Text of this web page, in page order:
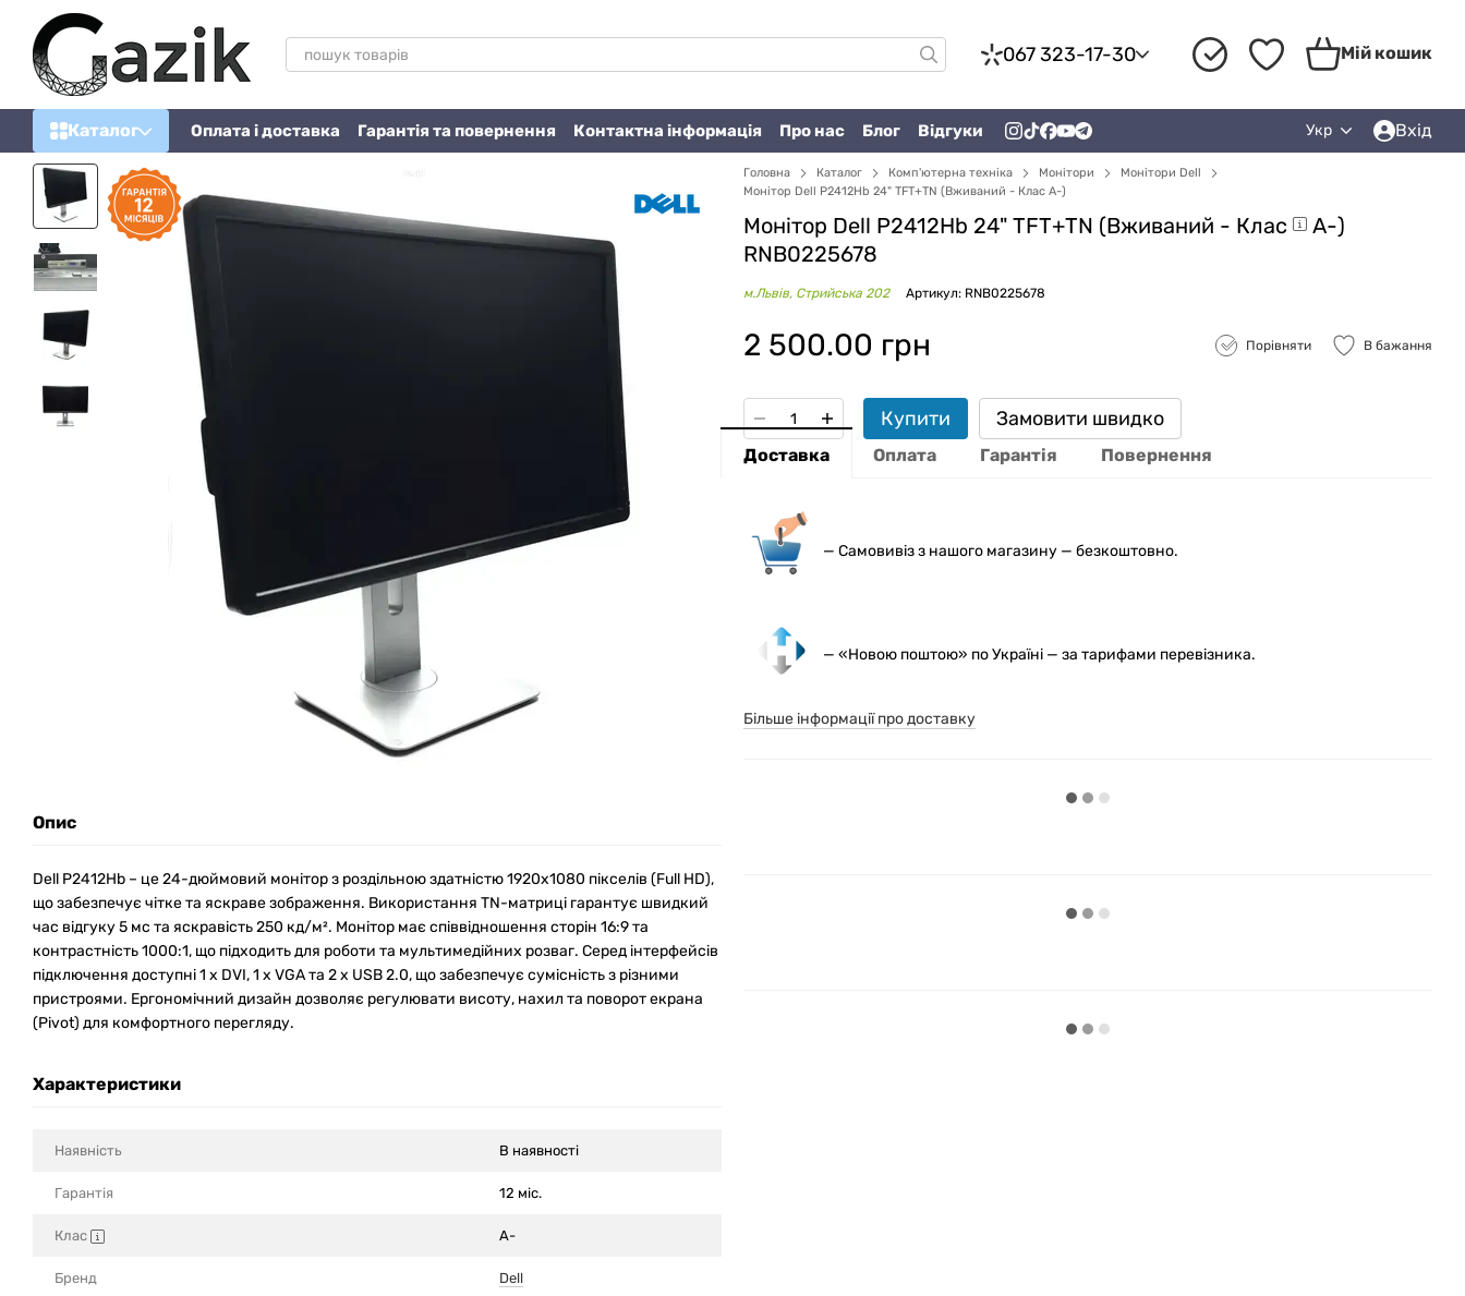
Перейти до основного контенту
067 323-17-30 Мій кошик
Каталог Оплата і доставка Гарантія та повернення Контактна інформація Про нас Блог Відгуки Укр Вхід
Опис
Dell P2412Hb – це 24-дюймовий монітор з роздільною здатністю 1920x1080 пікселів (Full HD),
що забезпечує чітке та яскраве зображення. Використання TN-матриці гарантує швидкий
час відгуку 5 мс та яскравість 250 кд/м². Монітор має співвідношення сторін 16:9 та
контрастність 1000:1, що підходить для роботи та мультимедійних розваг. Серед інтерфейсів
підключення доступні 1 x DVI, 1 x VGA та 2 x USB 2.0, що забезпечує сумісність з різними
пристроями. Ергономічний дизайн дозволяє регулювати висоту, нахил та поворот екрана
(Pivot) для комфортного перегляду.
Характеристики
Наявність В наявності
Гарантія 12 міс.
Клас A-
Бренд Dell
Головна Каталог Комп'ютерна техніка Монітори
Монітори Dell
Монітор Dell P2412Hb 24" TFT+TN (Вживаний - Клас A-)
Монітор Dell P2412Hb 24" TFT+TN (Вживаний - Клас
A-)
RNB0225678
м.Львів, Стрийська 202 Артикул: RNB0225678
2 500.00 грн Порівняти В бажання
Купити Замовити швидко
Доставка Оплата Гарантія Повернення
— Самовивіз з нашого магазину — безкоштовно.
— «Новою поштою» по Україні — за тарифами перевізника.
Більше інформації про доставку